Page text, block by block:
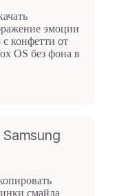
Samsung